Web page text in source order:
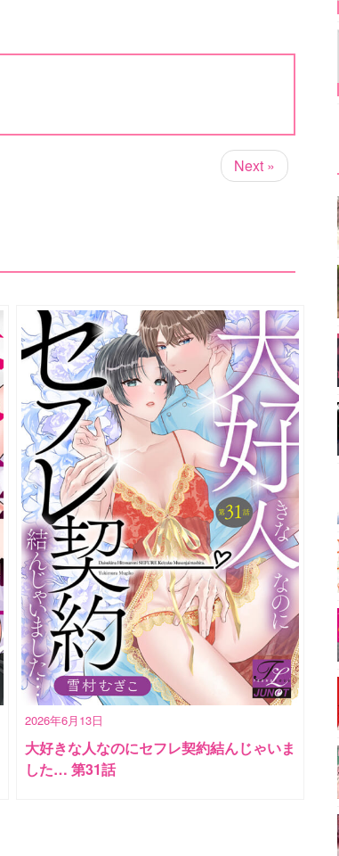
Next »
2026年6月13日
大好きな人なのにセフレ契約結んじゃいま
した… 第31話